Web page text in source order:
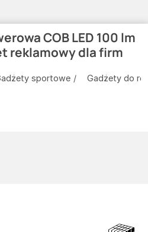
COB LED 100 lm
reklamowy dla firm
sportowe Gadżety do